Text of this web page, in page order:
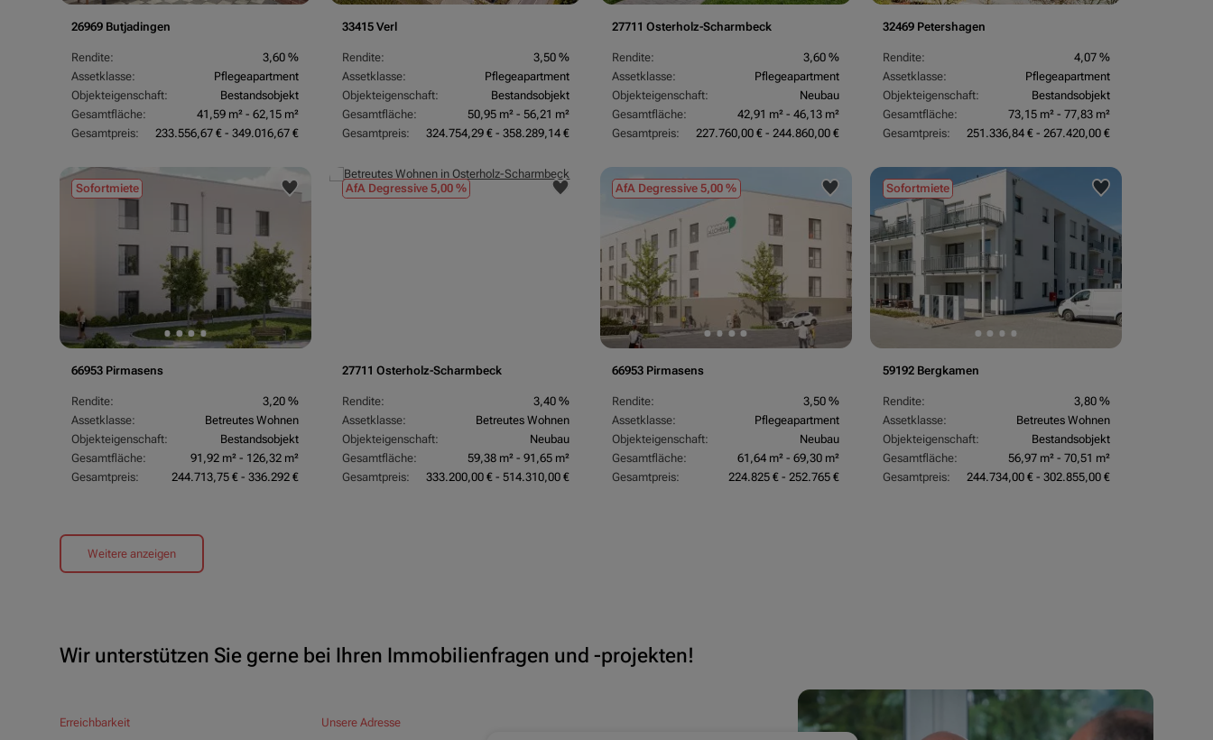
26969 Butjadingen
Rendite:
3,60 %
Assetklasse:
Pflegeapartment
Objekteigenschaft:
Bestandsobjekt
Gesamtfläche:
41,59 m² - 62,15 m²
Gesamtpreis:
233.556,67 € - 349.016,67 €
33415 Verl
Rendite:
3,50 %
Assetklasse:
Pflegeapartment
Objekteigenschaft:
Bestandsobjekt
Gesamtfläche:
50,95 m² - 56,21 m²
Gesamtpreis:
324.754,29 € - 358.289,14 €
27711 Osterholz-Scharmbeck
Rendite:
3,60 %
Assetklasse:
Pflegeapartment
Objekteigenschaft:
Neubau
Gesamtfläche:
42,91 m² - 46,13 m²
Gesamtpreis:
227.760,00 € - 244.860,00 €
32469 Petershagen
Rendite:
4,07 %
Assetklasse:
Pflegeapartment
Objekteigenschaft:
Bestandsobjekt
Gesamtfläche:
73,15 m² - 77,83 m²
Gesamtpreis:
251.336,84 € - 267.420,00 €
Sofortmiete
66953 Pirmasens
Rendite:
3,20 %
Assetklasse:
Betreutes Wohnen
Objekteigenschaft:
Bestandsobjekt
Gesamtfläche:
91,92 m² - 126,32 m²
Gesamtpreis:
244.713,75 € - 336.292 €
AfA Degressive 5,00 %
27711 Osterholz-Scharmbeck
Rendite:
3,40 %
Assetklasse:
Betreutes Wohnen
Objekteigenschaft:
Neubau
Gesamtfläche:
59,38 m² - 91,65 m²
Gesamtpreis:
333.200,00 € - 514.310,00 €
AfA Degressive 5,00 %
66953 Pirmasens
Rendite:
3,50 %
Assetklasse:
Pflegeapartment
Objekteigenschaft:
Neubau
Gesamtfläche:
61,64 m² - 69,30 m²
Gesamtpreis:
224.825 € - 252.765 €
Sofortmiete
59192 Bergkamen
Rendite:
3,80 %
Assetklasse:
Betreutes Wohnen
Objekteigenschaft:
Bestandsobjekt
Gesamtfläche:
56,97 m² - 70,51 m²
Gesamtpreis:
244.734,00 € - 302.855,00 €
Weitere anzeigen
Wir unterstützen Sie gerne bei Ihren Immobilienfragen und -projekten!
Erreichbarkeit Unsere Adresse